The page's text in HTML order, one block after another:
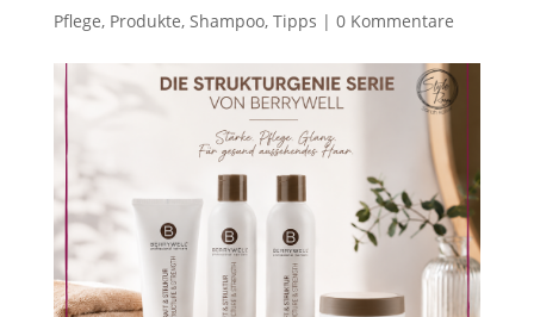
Pflege, Produkte, Shampoo, Tipps | 0 Kommentare